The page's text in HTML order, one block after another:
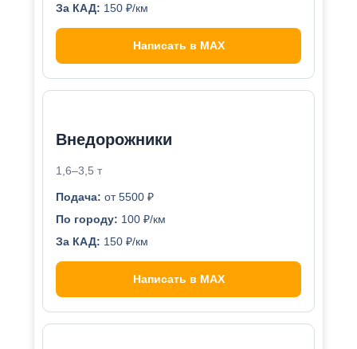
За КАД: 150 ₽/км
Написать в MAX
Внедорожники
1,6–3,5 т
Подача: от 5500 ₽
По городу: 100 ₽/км
За КАД: 150 ₽/км
Написать в MAX